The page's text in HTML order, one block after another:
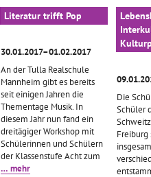
Literatur trifft Pop
30.01.2017–01.02.2017
An der Tulla Realschule
Mannheim gibt es bereits
seit einigen Jahren die
Thementage Musik. In
diesem Jahr nun fand ein
dreitägiger Workshop mit
Schülerinnen und Schülern
der Klassenstufe Acht zum
… mehr
Die
Schüler
Freiburg